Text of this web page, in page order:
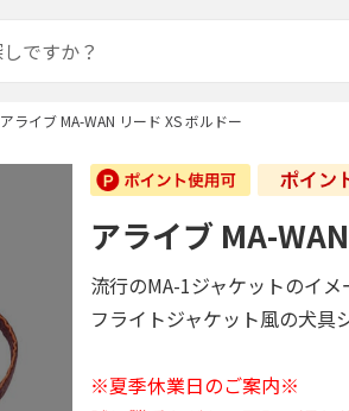
アライブ MA-WAN リード XS ボルドー
アライブ MA-
流行のMA-1ジャケットのイ
フライトジャケット風の犬具
※夏季休業日のご案内※